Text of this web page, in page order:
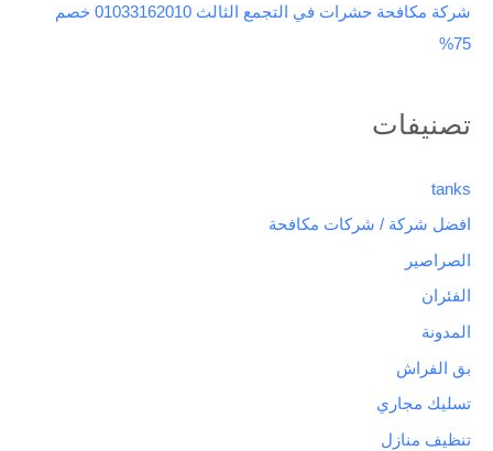
شركة مكافحة حشرات في التجمع الثالث 01033162010 خصم
75%
تصنيفات
tanks
افضل شركة / شركات مكافحة
الصراصير
الفئران
المدونة
بق الفراش
تسليك مجاري
تنظيف منازل